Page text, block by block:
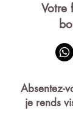
Votre
Pet-sitter 92
Absentez-
je rends